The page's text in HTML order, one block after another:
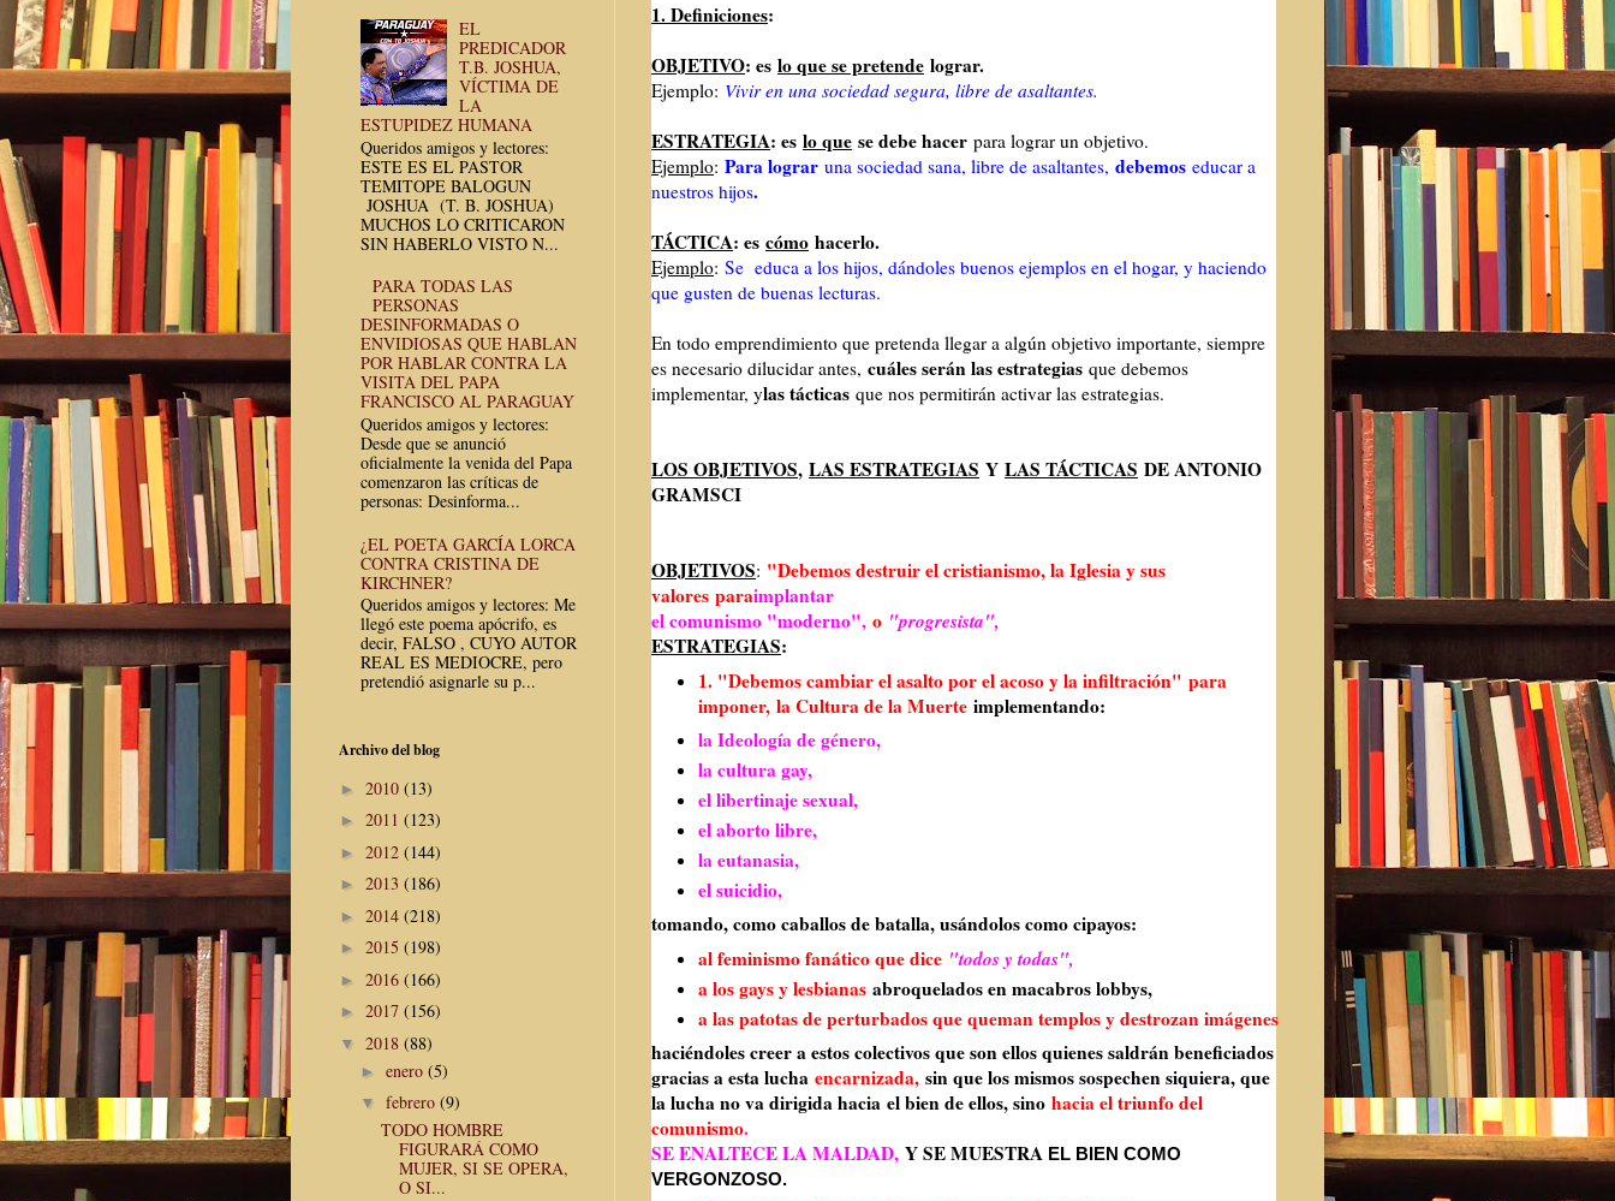
1. Definiciones:
OBJETIVO: es lo que se pretende lograr.
Ejemplo: Vivir en una sociedad segura, libre de asaltantes.
ESTRATEGIA: es lo que se debe hacer para lograr un objetivo.
Ejemplo: Para lograr una sociedad sana, libre de asaltantes, debemos educar a
nuestros hijos.
TÁCTICA: es cómo hacerlo.
Ejemplo: Se educa a los hijos, dándoles buenos ejemplos en el hogar, y haciendo
que gusten de buenas lecturas.
En todo emprendimiento que pretenda llegar a algún objetivo importante, siempre
es necesario dilucidar antes, cuáles serán las estrategias que debemos
implementar, ylas tácticas que nos permitirán activar las estrategias.
LOS OBJETIVOS, LAS ESTRATEGIAS Y LAS TÁCTICAS DE ANTONIO
GRAMSCI
OBJETIVOS: "Debemos destruir el cristianismo, la Iglesia y sus
valores paraimplantar
el comunismo "moderno", o "progresista",
ESTRATEGIAS:
1. "Debemos cambiar el asalto por el acoso y la infiltración" para
imponer, la Cultura de la Muerte implementando:
la Ideología de género,
la cultura gay,
el libertinaje sexual,
el aborto libre,
la eutanasia,
el suicidio,
tomando, como caballos de batalla, usándolos como cipayos:
al feminismo fanático que dice "todos y todas",
a los gays y lesbianas abroquelados en macabros lobbys,
a las patotas de perturbados que queman templos y destrozan imágenes
haciéndoles creer a estos colectivos que son ellos quienes saldrán beneficiados
gracias a esta lucha encarnizada, sin que los mismos sospechen siquiera, que
la lucha no va dirigida hacia el bien de ellos, sino hacia el triunfo del
comunismo.
SE ENALTECE LA MALDAD, Y SE MUESTRA EL BIEN COMO
VERGONZOSO.
EL
PREDICADOR
T.B. JOSHUA,
VÍCTIMA DE
LA
ESTUPIDEZ HUMANA
Queridos amigos y lectores:
ESTE ES EL PASTOR
TEMITOPE BALOGUN
JOSHUA (T. B. JOSHUA)
MUCHOS LO CRITICARON
SIN HABERLO VISTO N...
PARA TODAS LAS
PERSONAS
DESINFORMADAS O
ENVIDIOSAS QUE HABLAN
POR HABLAR CONTRA LA
VISITA DEL PAPA
FRANCISCO AL PARAGUAY
Queridos amigos y lectores:
Desde que se anunció
oficialmente la venida del Papa
comenzaron las críticas de
personas: Desinforma...
¿EL POETA GARCÍA LORCA
CONTRA CRISTINA DE
KIRCHNER?
Queridos amigos y lectores: Me
llegó este poema apócrifo, es
decir, FALSO , CUYO AUTOR
REAL ES MEDIOCRE, pero
pretendió asignarle su p...
Archivo del blog
► 2010 (13)
► 2011 (123)
► 2012 (144)
► 2013 (186)
► 2014 (218)
► 2015 (198)
► 2016 (166)
► 2017 (156)
▼ 2018 (88)
► enero (5)
▼ febrero (9)
TODO HOMBRE
FIGURARÁ COMO
MUJER, SI SE OPERA,
O SI...